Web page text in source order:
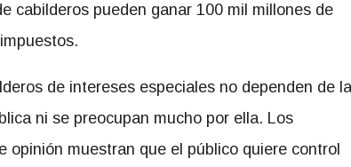
cabilderos pueden ganar 100 mil millones de
de intereses especiales no dependen de la
ni se preocupan mucho por ella. Los
opinión muestran que el público quiere control